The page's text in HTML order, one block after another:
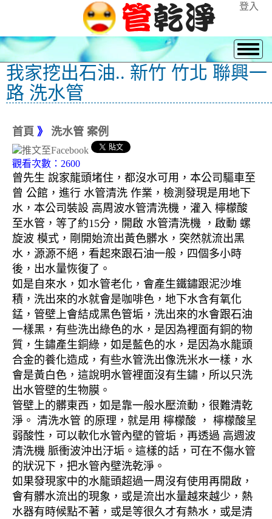
登入
我家挖出石油.. 新竹 竹北 聯興一
路 洗水管
首頁 》 洗水管 案例
觀看次數：2600
曾先生 說家龍頭堵住，都沒水可用，本公司驅車至
曾 公館，進行 水管清洗 作業，檢測發現是用地下
水，本公司裝設 高周波水管清洗機，灌入 檸檬酸
至水管，等了約15分，開啟 水管清洗機 ，啟動 螺
旋波 模式，剛開始流出黃色髒水，突然就流出黑
水，源源不絕，看起來跟石油一般，四個多小時
後，出水量恢復了。
如是自來水，如水管老化，會產生鐵鏽跟泥沙堆
積，洗出來的水就會是咖啡色，地下水含有氧化
錳，管壁上會結成黑色管垢，洗出來的水會跟石油
一樣黑，有些洗出綠色的水，是因為裡面有銅的物
質，生鏽產生銅綠，如是藍色的水，是因為水龍頭
合金的養化造成，有些水管洗出像洗米水一樣，水
會是黃白色，這說明水管裡面沒有生鏽，所以只洗
出水管壁的生物膜。
管壁上的髒東西，如是靠一般水壓流動，很難清乾
淨。 清洗水管 的原理，就是用 檸檬酸 ， 檸檬酸呈
弱酸性，可以軟化水管內壁的管垢，再透過 高週波
清洗機 脈衝波沖出汙垢。這樣的話，可在不傷水管
的狀況下，把水管內壁洗乾淨。
如果發現家中的水龍頭超過一周沒有使用再開啟，
會有髒水流出的現象，或是流出水量越來越少，熱
水器有時候點不著，或是等很久才有熱水，或是清